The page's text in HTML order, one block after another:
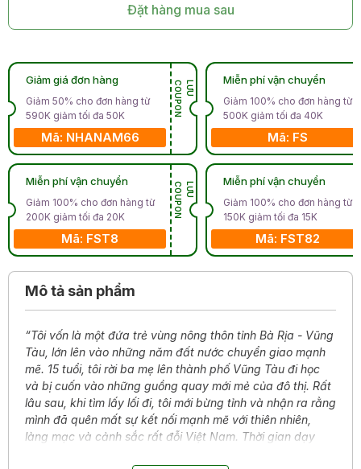
Đặt hàng mua sau
Giảm giá đơn hàng
Giảm 50% cho đơn hàng từ
590K giảm tối đa 50K
Mã: NHANAM66
L
Ư
U
C
O
U
P
O
N
Miễn phí vận chuyển
Giảm 100% cho đơn hàng từ
200K giảm tối đa 20K
Mã: FST8
L
Ư
U
C
O
U
P
O
N
Miễn phí vận chuyển
Giảm 100% cho đơn hàng từ
500K giảm tối đa 40K
Mã: FS
Miễn phí vận chuyển
Giảm 100% cho đơn hàng từ
150K giảm tối đa 15K
Mã: FST82
Mô tả sản phẩm
“Tôi vốn là một đứa trẻ vùng nông thôn tỉnh Bà Rịa - Vũng
Tàu, lớn lên vào những năm đất nước chuyển giao mạnh
mẽ. 15 tuổi, tôi rời ba mẹ lên thành phố Vũng Tàu đi học
và bị cuốn vào những guồng quay mới mẻ của đô thị. Rất
lâu sau, khi tìm lấy lối đi, tôi mới bừng tỉnh và nhận ra rằng
mình đã quên mất sự kết nối mạnh mẽ với thiên nhiên,
làng mạc và cảnh sắc rất đỗi Việt Nam. Thời gian dạy